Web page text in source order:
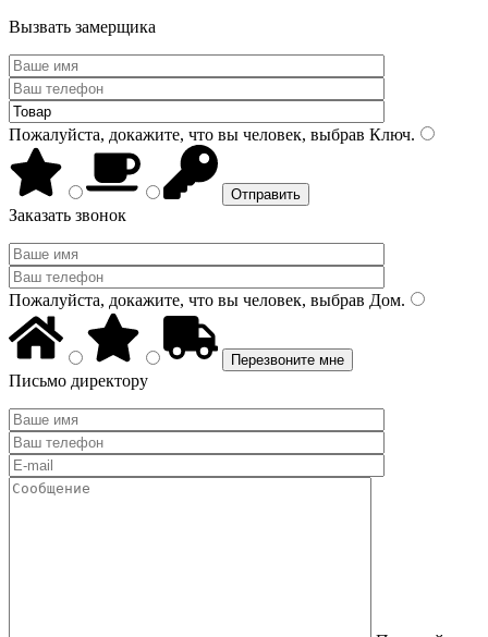
Вызвать замерщика
Пожалуйста, докажите, что вы человек, выбрав Ключ.
Заказать звонок
Пожалуйста, докажите, что вы человек, выбрав Дом.
Письмо директору